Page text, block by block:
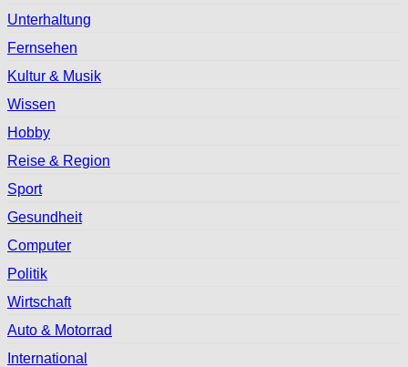
Unterhaltung
Fernsehen
Kultur & Musik
Wissen
Hobby
Reise & Region
Sport
Gesundheit
Computer
Politik
Wirtschaft
Auto & Motorrad
International